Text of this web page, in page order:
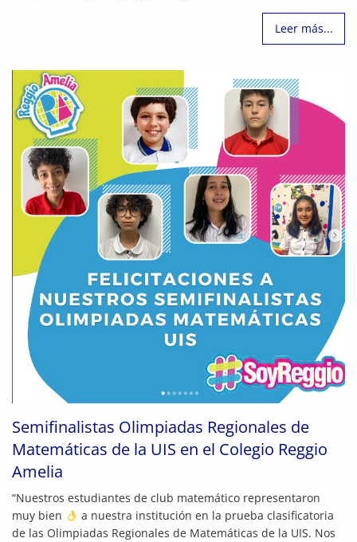
Leer más...
Semifinalistas Olimpiadas Regionales de
Matemáticas de la UIS en el Colegio Reggio
Amelia
“Nuestros estudiantes de club matemático representaron
muy bien
a nuestra institución en la prueba clasificatoria
de las Olimpiadas Regionales de Matemáticas de la UIS. Nos